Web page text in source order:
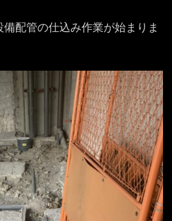
配管の仕込み作業が始まりま